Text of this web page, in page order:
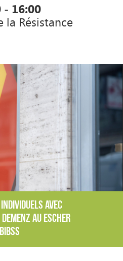
- 16:00
la Résistance
AVEC
AU ESCHER
BIBSS